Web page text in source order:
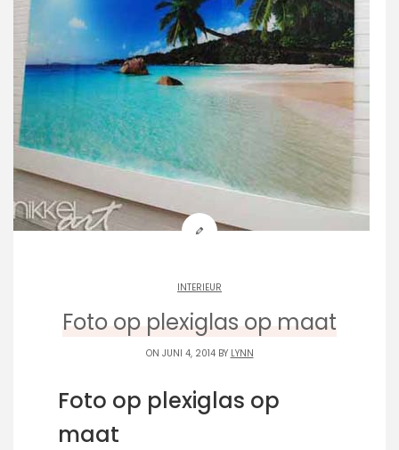
INTERIEUR
Foto op plexiglas op maat
ON JUNI 4, 2014 BY LYNN
Foto op plexiglas op
maat